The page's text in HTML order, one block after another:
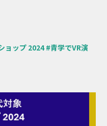
ョップ 2024 #青学でVR演